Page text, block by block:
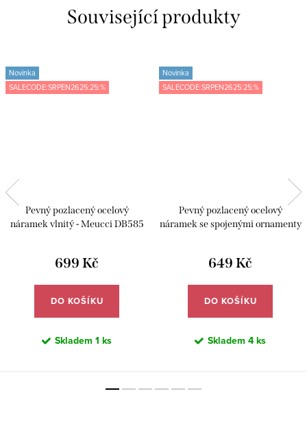
Související produkty
Novinka
SALECODE:SRPEN2625:25:%
Pevný pozlacený ocelový
náramek vlnitý - Meucci DB585
699 Kč
DO KOŠÍKU
Skladem 1 ks
Novinka
SALECODE:SRPEN2625:25:%
Pevný pozlacený ocelový
náramek se spojenými ornamenty
649 Kč
DO KOŠÍKU
Skladem 4 ks